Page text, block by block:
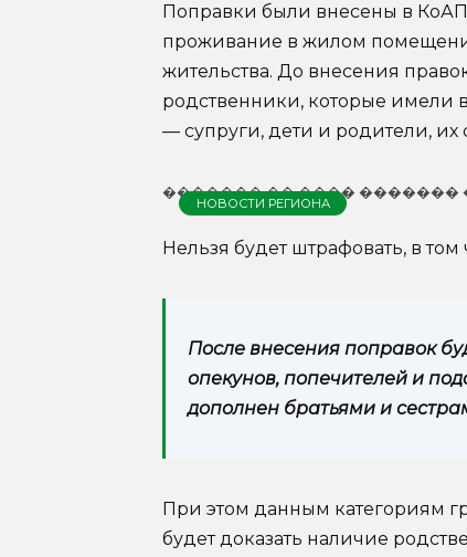
Поправки были внесены в КоАП
проживание в жилом
жительства. До внесения
родственники, которые имели
— супруги, дети и родители,
������� �� ���� �������
НОВОСТИ РЕГИОНА
Нельзя будет штрафовать, в
После внесения поправок
опекунов, попечителей и
дополнен братьями и
При этом данным категориям
будет доказать наличие